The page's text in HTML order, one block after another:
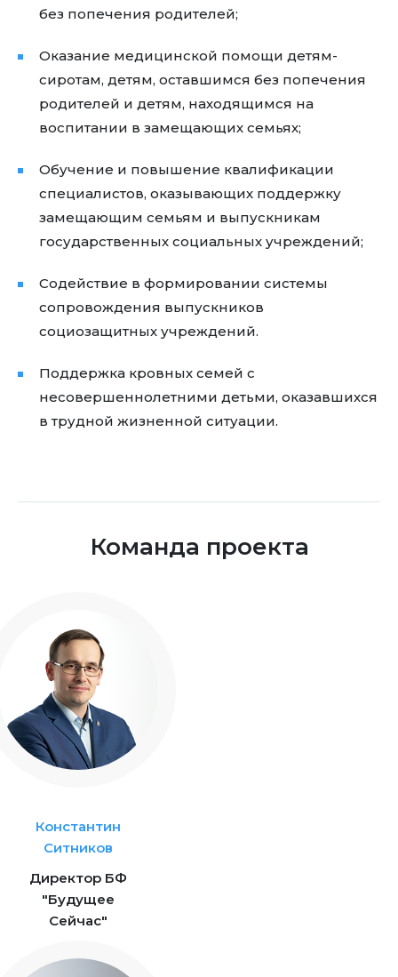
без попечения родителей;
Оказание медицинской помощи детям-
сиротам, детям, оставшимся без попечения
родителей и детям, находящимся на
воспитании в замещающих семьях;
Обучение и повышение квалификации
специалистов, оказывающих поддержку
замещающим семьям и выпускникам
государственных социальных учреждений;
Содействие в формировании системы
сопровождения выпускников
социозащитных учреждений.
Поддержка кровных семей с
несовершеннолетними детьми, оказавшихся
в трудной жизненной ситуации.
Команда проекта
Константин
Ситников
Директор БФ
"Будущее
Сейчас"